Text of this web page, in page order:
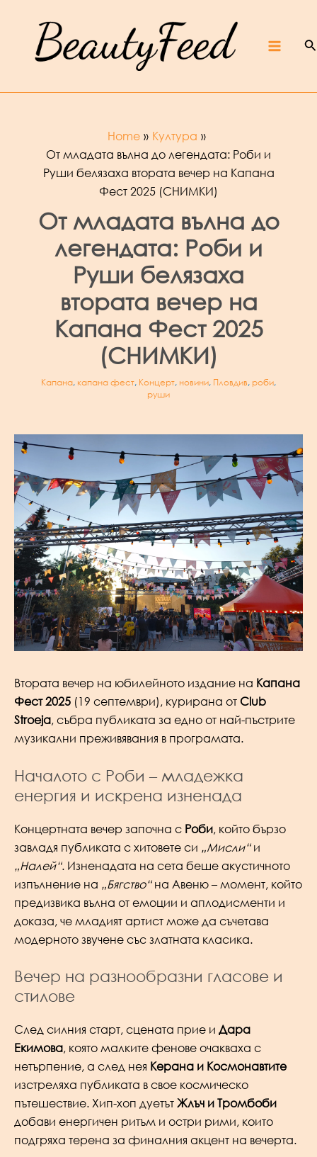
content
Menu
Home
Култура
От младата вълна до легендата: Роби и
Руши белязаха втората вечер на Капана
Фест 2025 (СНИМКИ)
От младата вълна до
легендата: Роби и
Руши белязаха
втората вечер на
Капана Фест 2025
(СНИМКИ)
Капана, капана фест, Концерт, новини, Пловдив, роби,
руши
Втората вечер на юбилейното издание на Капана
Фест 2025 (19 септември), курирана от Club
Stroeja, събра публиката за едно от най-пъстрите
музикални преживявания в програмата.
Началото с Роби – младежка
енергия и искрена изненада
Концертната вечер започна с Роби, който бързо
завладя публиката с хитовете си „Мисли“и
„Налей“. Изненадата на сета беше акустичното
изпълнение на „Бягство“на Авеню – момент, който
предизвика вълна от емоции и аплодисменти и
доказа, че младият артист може да съчетава
модерното звучене със златната класика.
Вечер на разнообразни гласове и
стилове
След силния старт, сцената прие и Дара
Екимова, която малките фенове очакваха с
нетърпение, а след нея Керана и Космонавтите
изстреляха публиката в свое космическо
пътешествие. Хип-хоп дуетът Жлъч и Тромбоби
добави енергичен ритъм и остри рими, които
подгряха терена за финалния акцент на вечерта.